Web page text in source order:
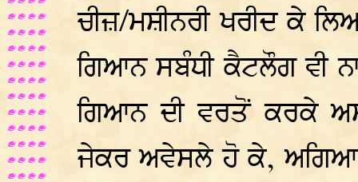
ਚੀਜ਼/ਮਸ਼ੀਨਰੀ ਖਰੀਦ ਕੇ
ਗਿਆਨ ਸਬੰਧੀ ਕੈਟਲੌਗ ਵੀ
ਗਿਆਨ ਦੀ ਵਰਤੋਂ ਕਰਕੇ
ਜੇਕਰ ਅਵੇਸਲੇ ਹੋ ਕੇ,